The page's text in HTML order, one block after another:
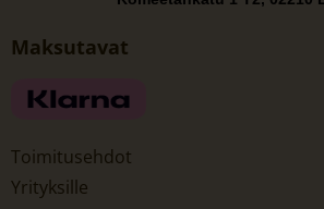
Maksutavat
Toimitusehdot
Yrityksille